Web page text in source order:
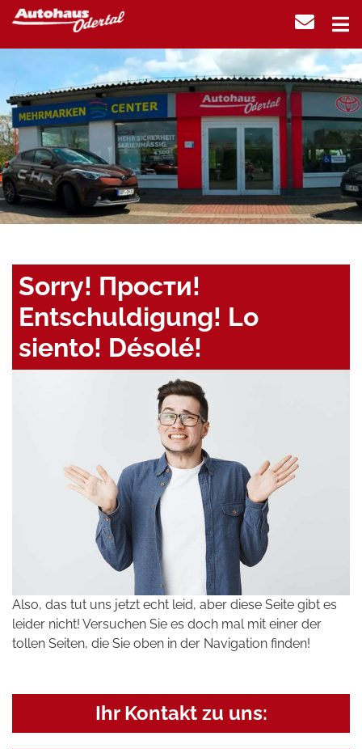
Sorry! Прости!
Entschuldigung! Lo
siento! Désolé!
Also, das tut uns jetzt echt leid, aber diese Seite gibt es
leider nicht! Versuchen Sie es doch mal mit einer der
tollen Seiten, die Sie oben in der Navigation finden!
Ihr Kontakt zu uns: